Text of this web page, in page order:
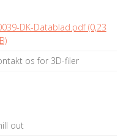
DK-Datablad.pdf (0,23
os for 3D-filer
out